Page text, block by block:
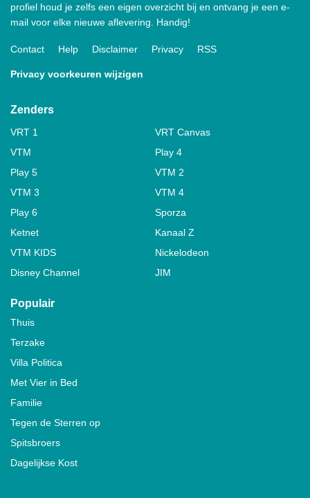
profiel houd je zelfs een eigen overzicht bij en ontvang je een e-
mail voor elke nieuwe aflevering. Handig!
Contact Help Disclaimer Privacy RSS
Privacy voorkeuren wijzigen
Zenders
VRT 1
VRT Canvas
VTM
Play 4
Play 5
VTM 2
VTM 3
VTM 4
Play 6
Sporza
Ketnet
Kanaal Z
VTM KIDS
Nickelodeon
Disney Channel
JIM
Populair
Thuis
Terzake
Villa Politica
Met Vier in Bed
Familie
Tegen de Sterren op
Spitsbroers
Dagelijkse Kost